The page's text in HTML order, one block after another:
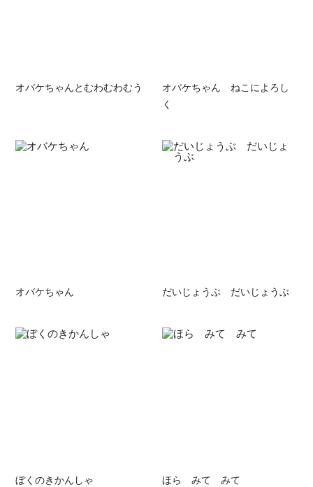
オバケちゃんとむわむわむう
オバケちゃん ねこによろし
く
オバケちゃん だいじょうぶ だいじょうぶ
ぼくのきかんしゃ ほら みて みて